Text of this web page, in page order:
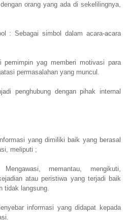
orang yang ada di sekelilingnya,
: Sebagai simbol dalam acara-acara
yag memberi motivasi para
permasalahan yang muncul.
penghubung dengan pihak internal
yang dimiliki baik yang berasal
meliputi ;
memantau, mengikuti,
atau peristiwa yang terjadi baik
tidak langsung.
informasi yang didapat kepada